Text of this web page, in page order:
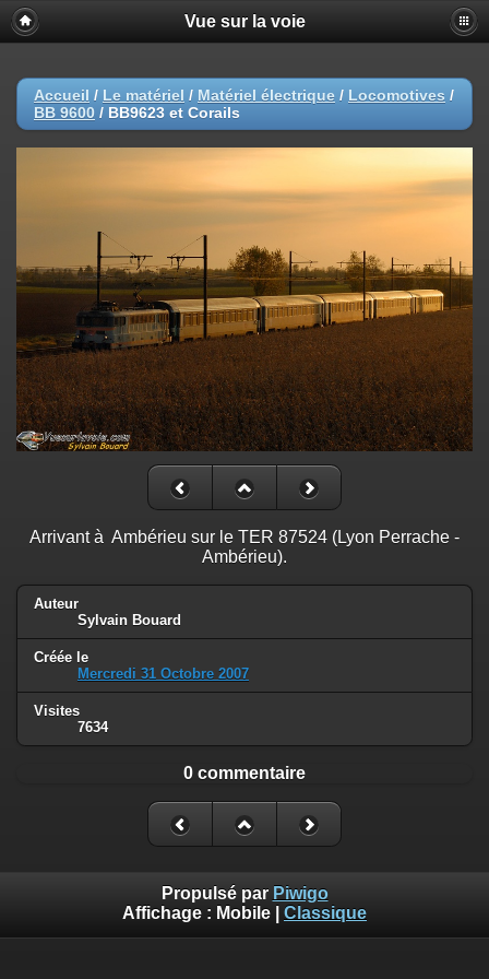
Vue sur la voie
Accueil / Le matériel / Matériel électrique / Locomotives /
BB 9600 / BB9623 et Corails
Arrivant à Ambérieu sur le TER 87524 (Lyon Perrache -
Ambérieu).
Auteur
Sylvain Bouard
Créée le
Mercredi 31 Octobre 2007
Visites
7634
0 commentaire
Propulsé par Piwigo
Affichage : Mobile Classique